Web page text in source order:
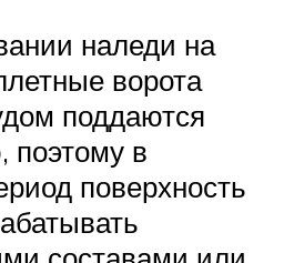
наледи на
ворота
поддаются
поэтому в
поверхность